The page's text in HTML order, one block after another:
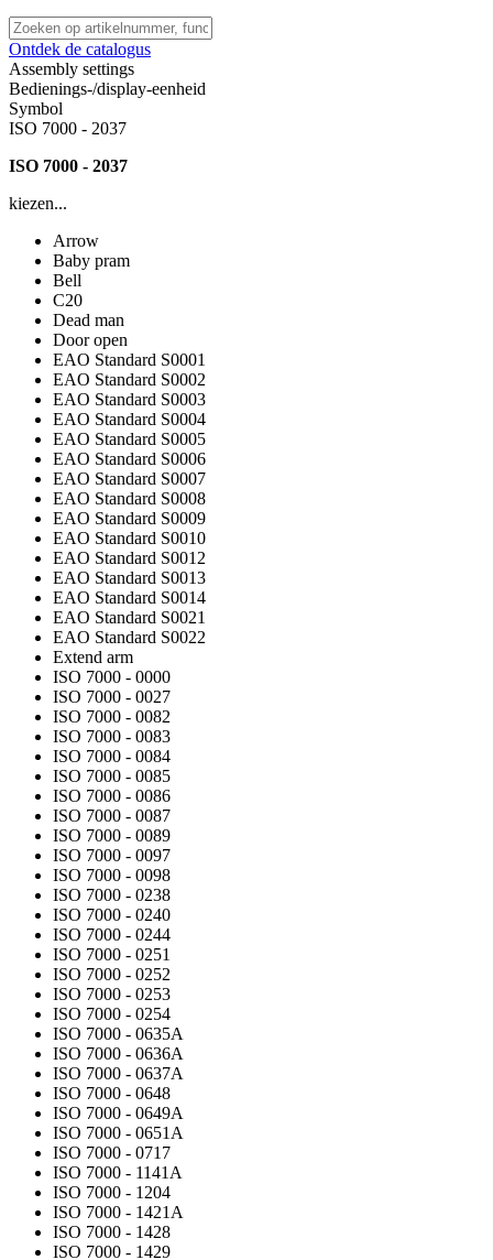
Ontdek de catalogus
Assembly settings
Bedienings-/display-eenheid
Symbol
ISO 7000 - 2037
ISO 7000 - 2037
kiezen...
Arrow
Baby pram
Bell
C20
Dead man
Door open
EAO Standard S0001
EAO Standard S0002
EAO Standard S0003
EAO Standard S0004
EAO Standard S0005
EAO Standard S0006
EAO Standard S0007
EAO Standard S0008
EAO Standard S0009
EAO Standard S0010
EAO Standard S0012
EAO Standard S0013
EAO Standard S0014
EAO Standard S0021
EAO Standard S0022
Extend arm
ISO 7000 - 0000
ISO 7000 - 0027
ISO 7000 - 0082
ISO 7000 - 0083
ISO 7000 - 0084
ISO 7000 - 0085
ISO 7000 - 0086
ISO 7000 - 0087
ISO 7000 - 0089
ISO 7000 - 0097
ISO 7000 - 0098
ISO 7000 - 0238
ISO 7000 - 0240
ISO 7000 - 0244
ISO 7000 - 0251
ISO 7000 - 0252
ISO 7000 - 0253
ISO 7000 - 0254
ISO 7000 - 0635A
ISO 7000 - 0636A
ISO 7000 - 0637A
ISO 7000 - 0648
ISO 7000 - 0649A
ISO 7000 - 0651A
ISO 7000 - 0717
ISO 7000 - 1141A
ISO 7000 - 1204
ISO 7000 - 1421A
ISO 7000 - 1428
ISO 7000 - 1429